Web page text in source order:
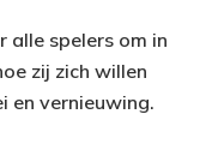
alle spelers om in
zij zich willen
en vernieuwing.